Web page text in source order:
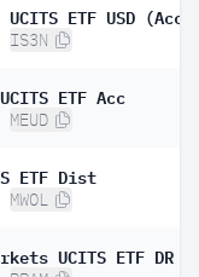
ETF USD (Acc)
IS3N
ETF Acc
MEUD
ETF Dist
MWOL
UCITS ETF DR